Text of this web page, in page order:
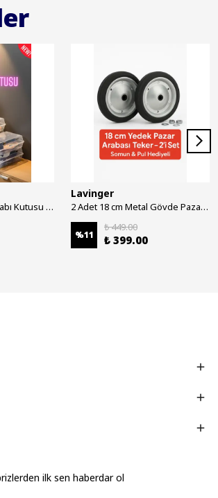
10 Adet Kadın Ayakkabı Kutusu - Şeffaf Ayakkabı Düzenleyici Saklama Kutusu Organizer Seyahat Kutusu
Lavinger
2 Adet 18 cm Metal Gövde Pazar Arabası Tekerleği Süper Sağlam Araba Tekeri Somun&Pul Hediyeli
%11
₺ 449.00
₺ 399.00
ilk sen haberdar ol